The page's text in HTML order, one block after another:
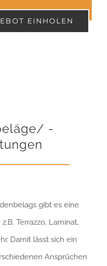
EINHOLEN
-
gibt es eine
Terrazzo, Laminat,
Damit lässt sich ein
Ansprüchen